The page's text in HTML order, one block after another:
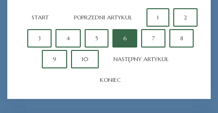
START POPRZEDNI ARTYKUŁ 1 2
3 4 5 6 7 8
9 10 NASTĘPNY ARTYKUŁ
KONIEC